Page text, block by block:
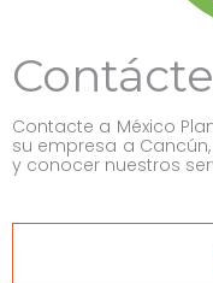
Contacte a México
su empresa a
y conocer nuestros